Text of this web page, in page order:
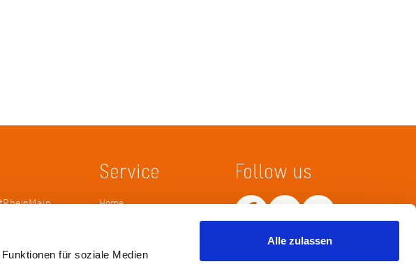
für soziale Medien
Alle zulassen
Service
Home
Follow us
Netiquette